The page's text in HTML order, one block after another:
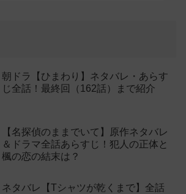
朝ドラ【ひまわり】ネタバレ・あらす
じ全話！最終回（162話）まで紹介
【名探偵のままでいて】原作ネタバレ
＆ドラマ全話あらすじ！犯人の正体と
楓の恋の結末は？
ネタバレ【Tシャツが乾くまで】全話